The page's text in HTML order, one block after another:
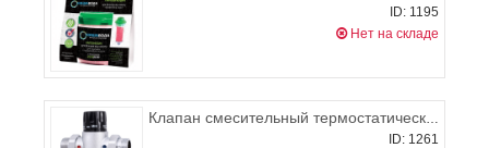
ID: 1195
Нет на складе
Клапан смесительный термостатический PROFACTOR 1"
ID: 1261